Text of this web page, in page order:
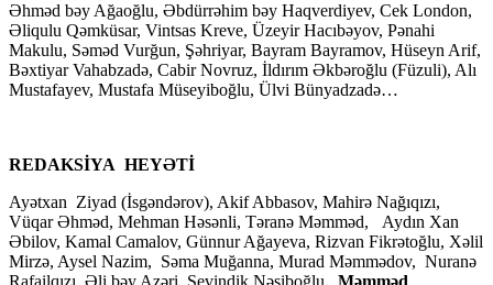
Əhməd bəy Ağaoğlu, Əbdürrəhim bəy Haqverdiyev, Cek London,
Əliqulu Qəmküsar, Vintsas Kreve, Üzeyir Hacıbəyov, Pənahi
Makulu, Səməd Vurğun, Şəhriyar, Bayram Bayramov, Hüseyn Arif,
Bəxtiyar Vahabzadə, Cabir Novruz, İldırım Əkbəroğlu (Füzuli), Alı
Mustafayev, Mustafa Müseyiboğlu, Ülvi Bünyadzadə…
REDAKSİYA HEYƏTİ
Ayətxan Ziyad (İsgəndərov), Akif Abbasov, Mahirə Nağıqızı,
Vüqar Əhməd, Mehman Həsənli, Təranə Məmməd, Aydın Xan
Əbilov, Kamal Camalov, Günnur Ağayeva, Rizvan Fikrətoğlu, Xəlil
Mirzə, Aysel Nazim, Səma Muğanna, Murad Məmmədov, Nuranə